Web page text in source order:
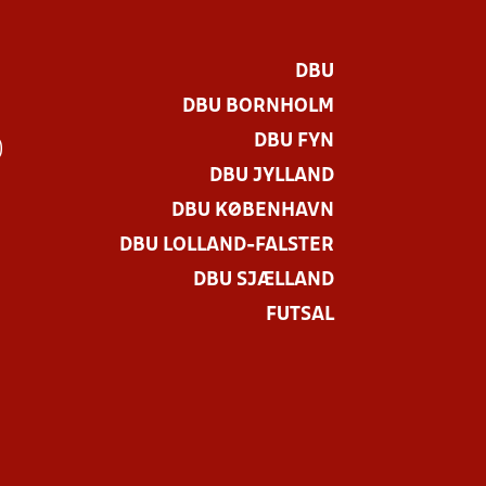
DBU
DBU BORNHOLM
DBU FYN
DBU JYLLAND
DBU KØBENHAVN
DBU LOLLAND-FALSTER
DBU SJÆLLAND
FUTSAL